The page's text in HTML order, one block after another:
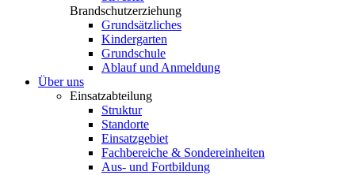
Brandschutzerziehung
Grundsätzliches
Kindergarten
Grundschule
Ablauf und Anmeldung
Über uns
Einsatzabteilung
Struktur
Standorte
Einsatzgebiet
Fachbereiche & Sondereinheiten
Aus- und Fortbildung